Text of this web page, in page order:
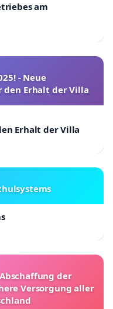
am
- Neue
Erhalt der Villa
Erhalt der Villa
der
Versorgung aller